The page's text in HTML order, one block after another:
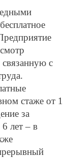
с
стаже от 1
за
лет – в